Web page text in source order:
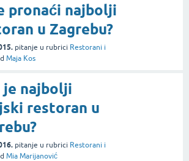
pronaći najbolji
u Zagrebu?
pitanje u rubrici Restorani i
Maja Kos
je najbolji
restoran u
pitanje u rubrici Restorani i
Mia Marijanović